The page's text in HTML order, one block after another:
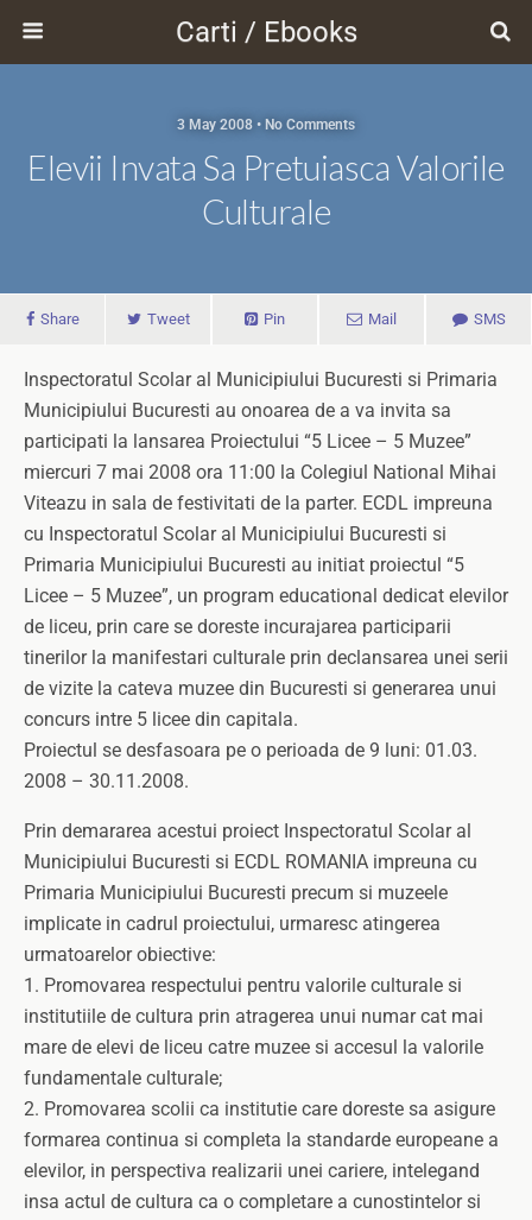
Carti / Ebooks
3 May 2008 • No Comments
Elevii Invata Sa Pretuiasca Valorile
Culturale
Share Tweet Pin Mail SMS
Inspectoratul Scolar al Municipiului Bucuresti si Primaria
Municipiului Bucuresti au onoarea de a va invita sa
participati la lansarea Proiectului “5 Licee – 5 Muzee”
miercuri 7 mai 2008 ora 11:00 la Colegiul National Mihai
Viteazu in sala de festivitati de la parter. ECDL impreuna
cu Inspectoratul Scolar al Municipiului Bucuresti si
Primaria Municipiului Bucuresti au initiat proiectul “5
Licee – 5 Muzee”, un program educational dedicat elevilor
de liceu, prin care se doreste incurajarea participarii
tinerilor la manifestari culturale prin declansarea unei serii
de vizite la cateva muzee din Bucuresti si generarea unui
concurs intre 5 licee din capitala.
Proiectul se desfasoara pe o perioada de 9 luni: 01.03.
2008 – 30.11.2008.
Prin demararea acestui proiect Inspectoratul Scolar al
Municipiului Bucuresti si ECDL ROMANIA impreuna cu
Primaria Municipiului Bucuresti precum si muzeele
implicate in cadrul proiectului, urmaresc atingerea
urmatoarelor obiective:
1. Promovarea respectului pentru valorile culturale si
institutiile de cultura prin atragerea unui numar cat mai
mare de elevi de liceu catre muzee si accesul la valorile
fundamentale culturale;
2. Promovarea scolii ca institutie care doreste sa asigure
formarea continua si completa la standarde europeane a
elevilor, in perspectiva realizarii unei cariere, intelegand
insa actul de cultura ca o completare a cunostintelor si